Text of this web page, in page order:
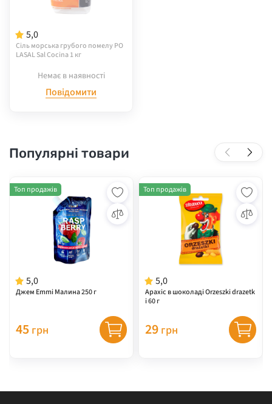
5,0
Сіль морська грубого помелу PO
LASAL Sal Cocina 1 кг
Немає в наявності
Повідомити
Популярні товари
5,0
Джем Emmi Малина 250 г
Топ продажів
45 грн
5,0
Арахіс в шоколаді Orzeszki drazetk
i 60 г
Топ продажів
29 грн